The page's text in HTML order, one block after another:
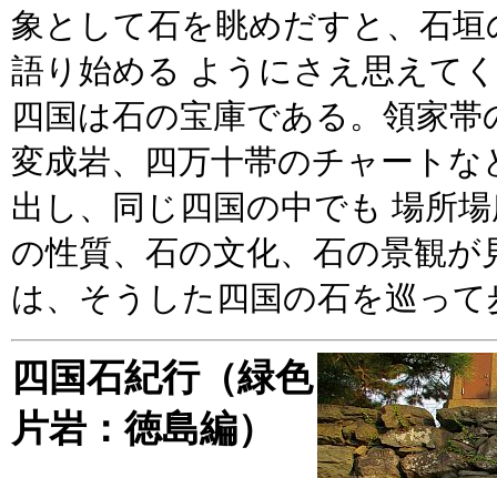
象として石を眺めだすと、石
語り始める ようにさえ思えて
四国は石の宝庫である。領家
変成岩、四万十帯のチャート
出し、同じ四国の中でも 場所
の性質、石の文化、石の景観
は、そうした四国の石を巡っ
四国石紀行（緑色
片岩：徳島編）